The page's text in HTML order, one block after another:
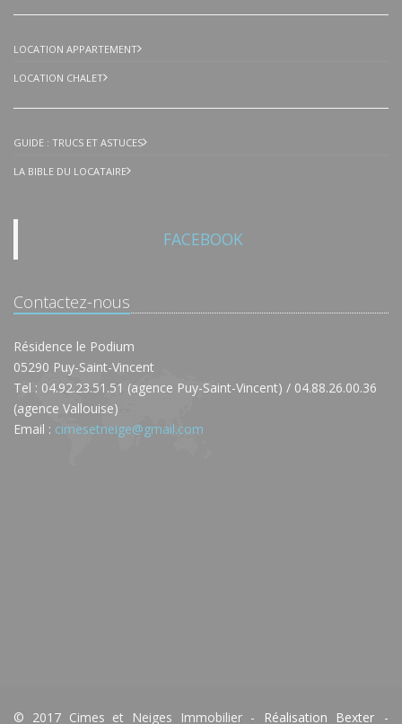
LOCATION APPARTEMENT
LOCATION CHALET
GUIDE : TRUCS ET ASTUCES
LA BIBLE DU LOCATAIRE
FACEBOOK
Contactez-nous
Résidence le Podium
05290 Puy-Saint-Vincent
Tel : 04.92.23.51.51 (agence Puy-Saint-Vincent) / 04.88.26.00.36
(agence Vallouise)
Email : cimesetneige@gmail.com
© 2017 Cimes et Neiges Immobilier - Réalisation Bexter -